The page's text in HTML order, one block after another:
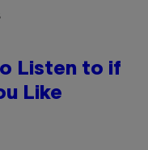
Listen to if
Like